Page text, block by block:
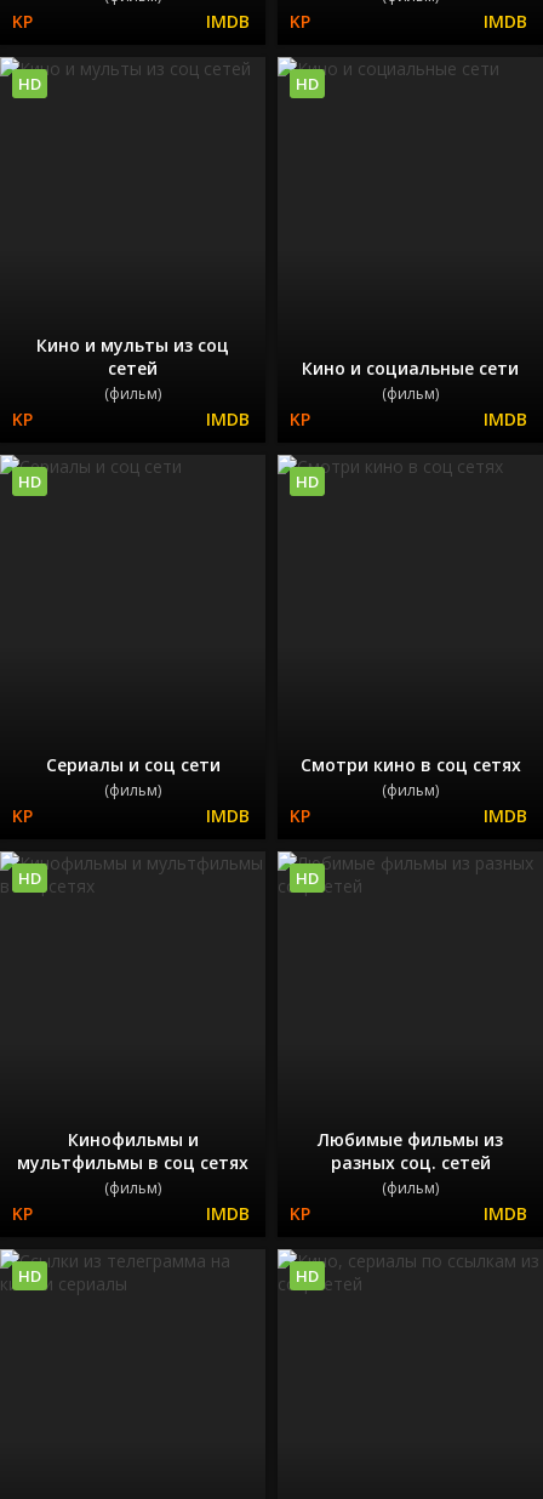
Кино и мульты из соц
сетей
(фильм)
HD
Кино и социальные сети
(фильм)
HD
Сериалы и соц сети
(фильм)
HD
Смотри кино в соц сетях
(фильм)
HD
Кинофильмы и
мультфильмы в соц сетях
(фильм)
HD
Любимые фильмы из
разных соц. сетей
(фильм)
HD
HD HD